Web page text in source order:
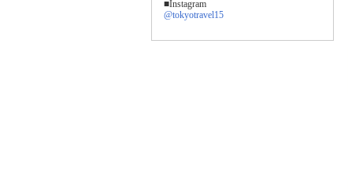
■Instagram
@tokyotravel15